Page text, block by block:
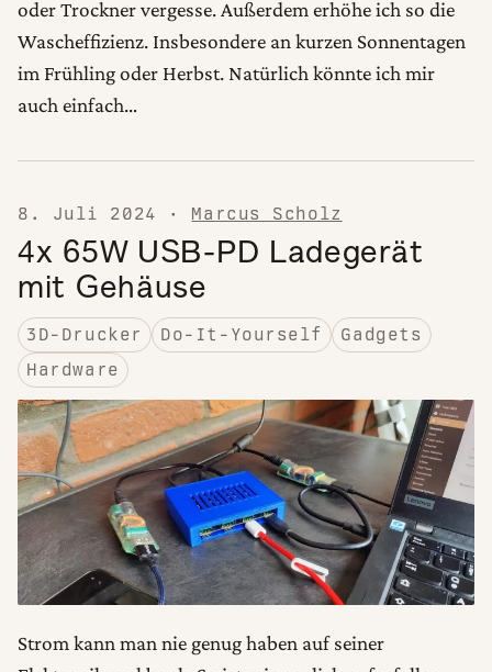
oder Trockner vergesse. Außerdem erhöhe ich so die
Wascheffizienz. Insbesondere an kurzen Sonnentagen
im Frühling oder Herbst. Natürlich könnte ich mir
auch einfach…
8. Juli 2024 · Marcus Scholz
4x 65W USB-PD Ladegerät
mit Gehäuse
3D-Drucker Do-It-Yourself
Gadgets
Hardware
Strom kann man nie genug haben auf seiner